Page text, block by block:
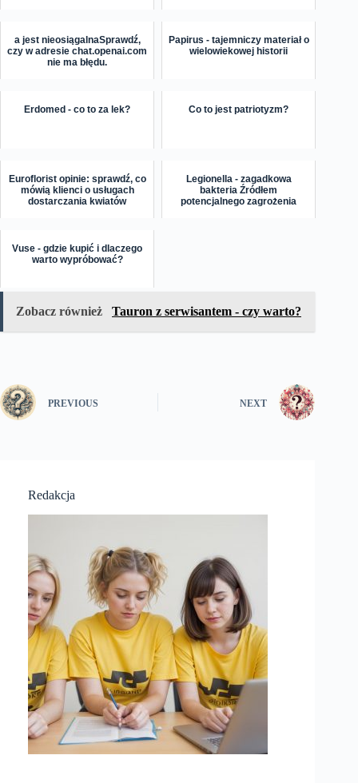
a jest nieosiągalnaSprawdź,
czy w adresie chat.openai.com
nie ma błędu.
Papirus - tajemniczy materiał o
wielowiekowej historii
Erdomed - co to za lek? Co to jest patriotyzm?
Euroflorist opinie: sprawdź, co
mówią klienci o usługach
dostarczania kwiatów
Legionella - zagadkowa
bakteria Źródłem
potencjalnego zagrożenia
Vuse - gdzie kupić i dlaczego
warto wypróbować?
Zobacz również Tauron z serwisantem - czy warto?
PREVIOUS NEXT
Redakcja